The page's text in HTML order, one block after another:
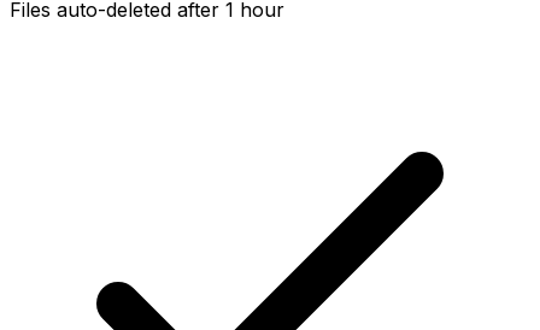
Files auto-deleted after 1 hour